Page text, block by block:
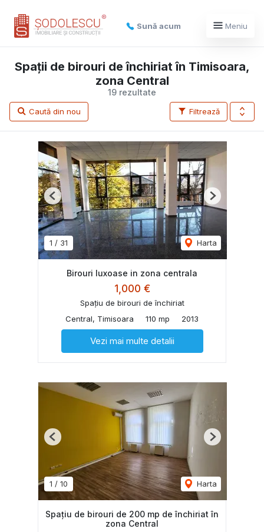
Sună acum Meniu
19 rezultate
Spații de birouri de închiriat în Timisoara,
zona Central
Filtrează
Caută din nou
1 / 31 Harta
Previous Next
Birouri luxoase in zona centrala
1,000 €
Spațiu de birouri de închiriat
Central, Timisoara
110 mp 2013
Vezi mai multe detalii
1 / 10 Harta
Previous Next
Spațiu de birouri de 200 mp de închiriat în
zona Central